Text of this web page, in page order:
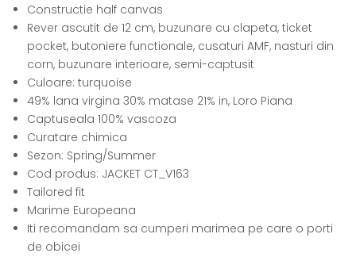
Constructie half canvas
Rever ascutit de 12 cm, buzunare cu clapeta, ticket
pocket, butoniere functionale, cusaturi AMF, nasturi din
corn, buzunare interioare, semi-captusit
Culoare: turquoise
49% lana virgina 30% matase 21% in, Loro Piana
Captuseala 100% vascoza
Curatare chimica
Sezon: Spring/Summer
Cod produs: JACKET CT_V163
Tailored fit
Marime Europeana
Iti recomandam sa cumperi marimea pe care o porti
de obicei